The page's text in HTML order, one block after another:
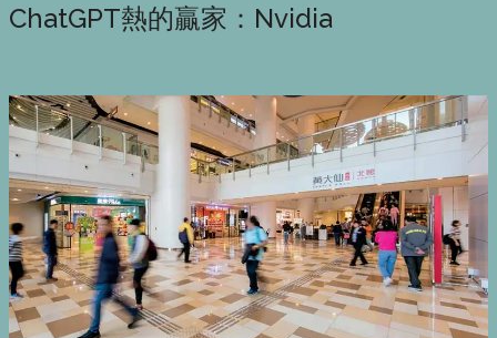
ChatGPT熱的贏家：Nvidia